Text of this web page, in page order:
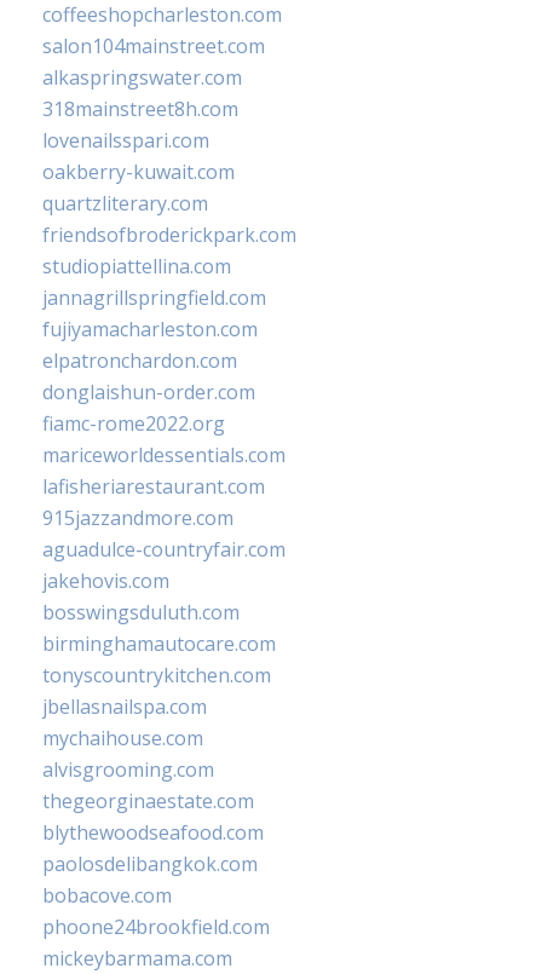
coffeeshopcharleston.com
salon104mainstreet.com
alkaspringswater.com
318mainstreet8h.com
lovenailsspari.com
oakberry-kuwait.com
quartzliterary.com
friendsofbroderickpark.com
studiopiattellina.com
jannagrillspringfield.com
fujiyamacharleston.com
elpatronchardon.com
donglaishun-order.com
fiamc-rome2022.org
mariceworldessentials.com
lafisheriarestaurant.com
915jazzandmore.com
aguadulce-countryfair.com
jakehovis.com
bosswingsduluth.com
birminghamautocare.com
tonyscountrykitchen.com
jbellasnailspa.com
mychaihouse.com
alvisgrooming.com
thegeorginaestate.com
blythewoodseafood.com
paolosdelibangkok.com
bobacove.com
phoone24brookfield.com
mickeybarmama.com